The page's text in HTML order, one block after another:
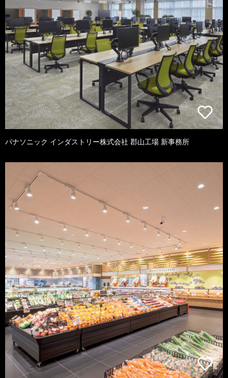
パナソニック インダストリー株式会社 郡山工場 新事務所